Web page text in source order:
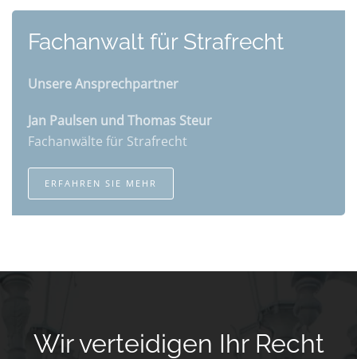
Fachanwalt für Strafrecht
Unsere Ansprechpartner
Jan Paulsen und Thomas Steur
Fachanwälte für Strafrecht
ERFAHREN SIE MEHR
Wir verteidigen Ihr Recht